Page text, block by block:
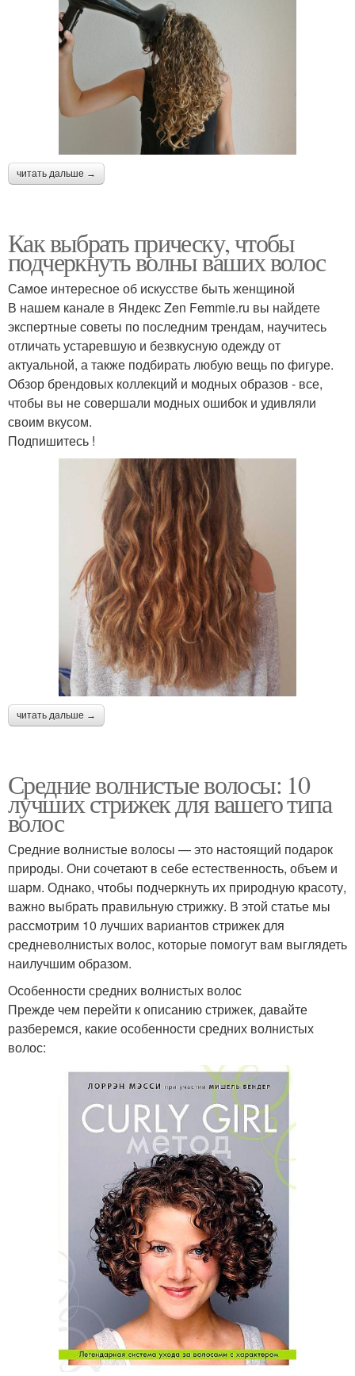
читать дальше →
Как выбрать прическу, чтобы
подчеркнуть волны ваших волос
Самое интересное об искусстве быть женщиной
В нашем канале в Яндекс Zen Femmie.ru вы найдете
экспертные советы по последним трендам, научитесь
отличать устаревшую и безвкусную одежду от
актуальной, а также подбирать любую вещь по фигуре.
Обзор брендовых коллекций и модных образов - все,
чтобы вы не совершали модных ошибок и удивляли
своим вкусом.
Подпишитесь !
читать дальше →
Средние волнистые волосы: 10
лучших стрижек для вашего типа
волос
Средние волнистые волосы — это настоящий подарок
природы. Они сочетают в себе естественность, объем и
шарм. Однако, чтобы подчеркнуть их природную красоту,
важно выбрать правильную стрижку. В этой статье мы
рассмотрим 10 лучших вариантов стрижек для
средневолнистых волос, которые помогут вам выглядеть
наилучшим образом.
Особенности средних волнистых волос
Прежде чем перейти к описанию стрижек, давайте
разберемся, какие особенности средних волнистых
волос: